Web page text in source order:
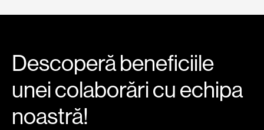
Descoperă beneficiile
unei colaborări cu echipa
noastră!